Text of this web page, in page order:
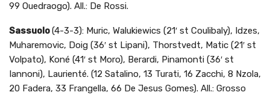
99 Ouedraogo). All.: De Rossi.
Sassuolo(4-3-3): Muric, Walukiewics (21′ st Coulibaly), Idzes,
Muharemovic, Doig (36′ st Lipani), Thorstvedt, Matic (21′ st
Volpato), Koné (41′ st Moro), Berardi, Pinamonti (36′ st
Iannoni), Laurienté. (12 Satalino, 13 Turati, 16 Zacchi, 8 Nzola,
20 Fadera, 33 Frangella, 66 De Jesus Gomes). All.: Grosso